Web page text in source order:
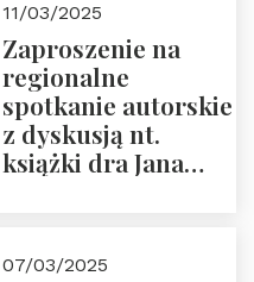
i prof.
Krasnodębski
11/03/2025
Zaproszenie na
regionalne
spotkanie autorskie
z dyskusją nt.
książki dra Jana
07/03/2025